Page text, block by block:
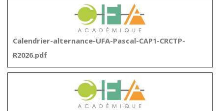
Calendrier-alternance-UFA-Pascal-CAP1-CRCTP-
R2026.pdf